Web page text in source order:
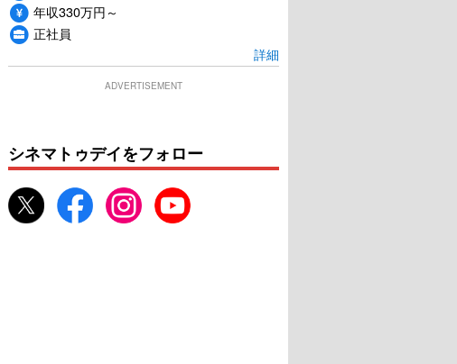
年収330万円～
正社員
詳細
ADVERTISEMENT
シネマトゥデイをフォロー